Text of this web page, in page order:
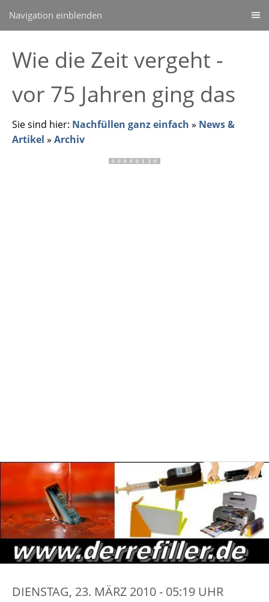
Navigation einblenden
Wie die Zeit vergeht -
vor 75 Jahren ging das
Sie sind hier: Nachfüllen ganz einfach » News &
Artikel » Archiv
DIENSTAG, 23. MÄRZ 2010 - 05:19 UHR